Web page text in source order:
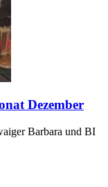
Dezember
Barbara und BI